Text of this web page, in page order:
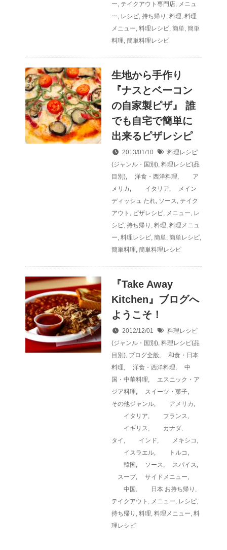
ー, テイクアウト専門店, メニュ
ー, レシピ, 持ち帰り , 料理, 料理
メニュー, 料理レシピ, 簡単, 簡単
料理, 簡単料理レシピ
生地から手作り
『ナスとベーコン
の自家製ピザ』 誰
でも自宅で簡単に
出来るピザレシピ
2013/01/10
料理レシピ
(ジャンル・国別), 料理レシピ(品
目別), 洋食・西洋料理,
ア
メリカ , イタリア,
メイン
ディッシュ たれ, ソース, テイク
アウト , ピザレシピ, メニュー, レ
シピ, 持ち帰り , 料理, 料理メニュ
ー, 料理レシピ, 簡単, 簡単レシピ,
簡単料理, 簡単料理レシピ
『Take Away
Kitchen』ブログへ
ようこそ！
2012/12/01
料理レシピ
(ジャンル・国別), 料理レシピ(品
目別), ブログ全般,
和食・日本
料理, 洋食・西洋料理,
中
国・中華料理,
エスニック・ア
ジア料理, スイーツ・菓子,
その他ジャンル, アメリカ ,
イタリア, フランス,
イギリス, カナダ,
タイ , インド, メキシコ ,
イスラエル, トルコ ,
韓国, ソース, スパイス,
スープ, サイドメニュー,
中国, 日本 お持ち帰り ,
テイクアウト , メニュー, レシピ,
持ち帰り , 料理, 料理メニュー, 料
理レシピ